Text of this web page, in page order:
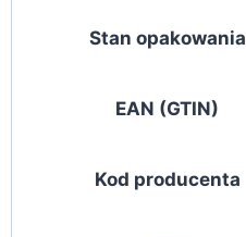
Stan opakowania
EAN (GTIN)
Kod producenta